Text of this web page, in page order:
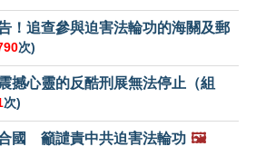
！追查參與迫害法輪功的海關及郵
次)
撼心靈的反酷刑展無法停止（組
次)
國 籲譴責中共迫害法輪功 🖼️